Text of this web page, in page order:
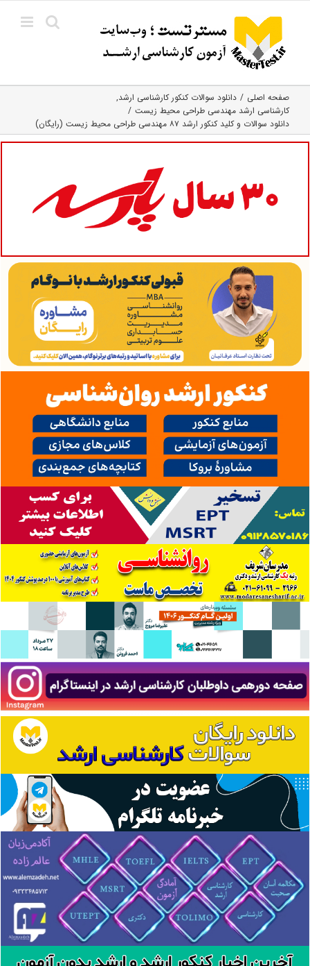
content
صفحه اصلی
دانلود سوالات کنکور کارشناسی ارشد
کارشناسی ارشد مهندسی طراحی محیط زیست
دانلود سوالات و کلید کنکور ارشد ۸۷ مهندسی طراحی محیط زیست (رایگان)